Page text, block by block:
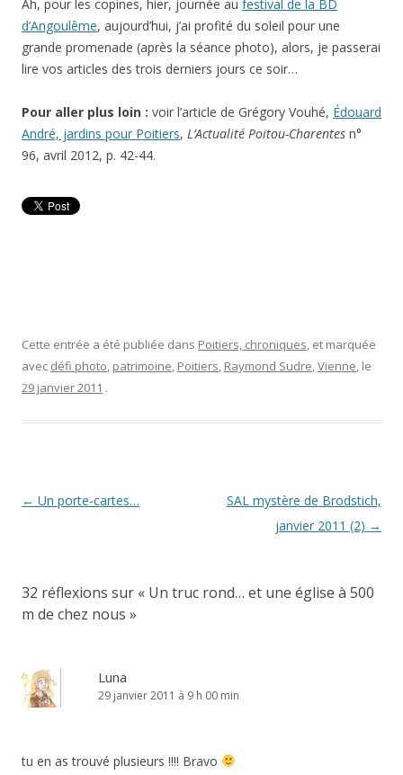
Ah, pour les copines, hier, journée au festival de la BD
d’Angoulême, aujourd’hui, j’ai profité du soleil pour une
grande promenade (après la séance photo), alors, je passerai
lire vos articles des trois derniers jours ce soir…
Pour aller plus loin : voir l’article de Grégory Vouhé, Édouard
André, jardins pour Poitiers, L’Actualité Poitou-Charentes n°
96, avril 2012, p. 42-44.
Cette entrée a été publiée dans Poitiers, chroniques, et marquée
avec défi photo, patrimoine, Poitiers, Raymond Sudre,Vienne, le
29 janvier 2011 .
Navigation
← Un porte-cartes…
SAL mystère de Brodstich,
janvier 2011 (2) →
32 réflexions sur « Un truc rond… et une église à 500
m de chez nous »
Luna
29 janvier 2011 à 9 h 00 min
tu en as trouvé plusieurs !!!! Bravo